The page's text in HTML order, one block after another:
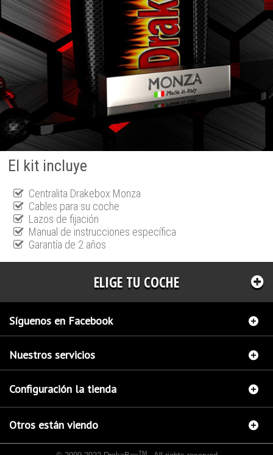
El kit incluye
Centralita Drakebox Monza
Cables para su coche
Lazos de fijación
Manual de instrucciones específica
Garantía de 2 años
ELIGE TU COCHE
Síguenos en Facebook
Nuestros servicios
Configuración la tienda
Otros están viendo
TM